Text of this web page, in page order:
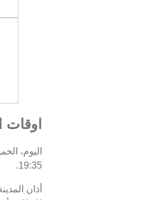
19:35.
أذان